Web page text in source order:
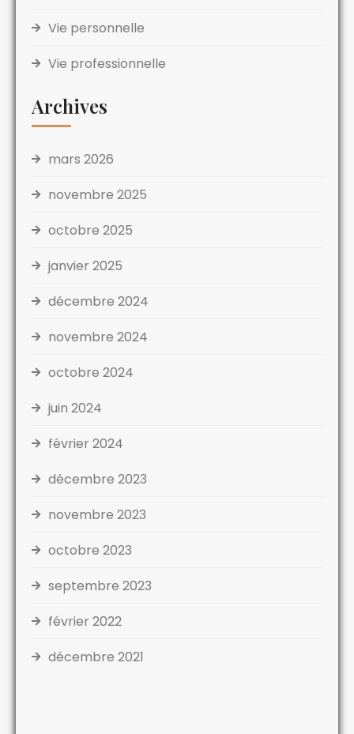
Vie personnelle
Vie professionnelle
Archives
mars 2026
novembre 2025
octobre 2025
janvier 2025
décembre 2024
novembre 2024
octobre 2024
juin 2024
février 2024
décembre 2023
novembre 2023
octobre 2023
septembre 2023
février 2022
décembre 2021